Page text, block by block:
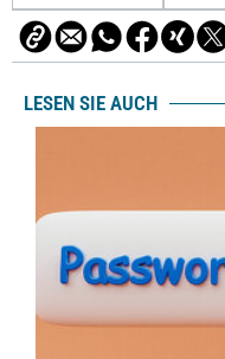
LESEN SIE AUCH